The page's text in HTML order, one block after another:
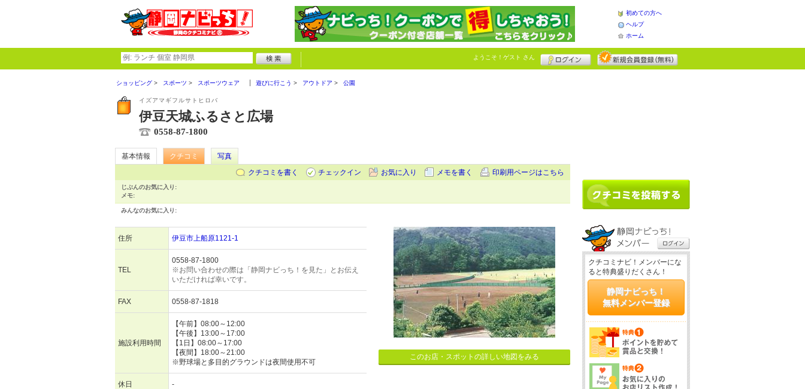
初めての方へ
ヘルプ
ホーム
ようこそ！ ゲスト さん
ショッピング スポーツ スポーツウェア 遊びに行こう アウトドア 公園
イズアマギフルサトヒロバ
伊豆天城ふるさと広場
0558-87-1800
基本情報 クチコミ
写真
クチコミを書く
チェックイン お気に入り メモを書く 印刷用ページはこちら
じぶんのお気に入り:
メモ:
みんなのお気に入り:
住所 伊豆市上船原1121-1
TEL
0558-87-1800
※お問い合わせの際は「静岡ナビっち！を見た」とお伝え
いただければ幸いです。
FAX 0558-87-1818
施設利用時間
【午前】08:00～12:00
【午後】13:00～17:00
【1日】08:00～17:00
【夜間】18:00～21:00
※野球場と多目的グラウンドは夜間使用不可
休日 -
このお店・スポットの詳しい地図をみる
クチコミナビ！メンバーにな
ると特典盛りだくさん！
静岡ナビっち！
無料メンバー登録